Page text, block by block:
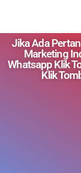
Jika Ada
Marketing
Whatsapp Klik
Klik